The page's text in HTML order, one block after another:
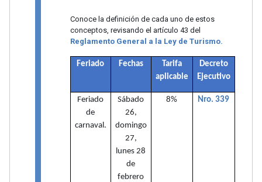
Conoce la definición de cada uno de estos
conceptos, revisando el artículo 43 del
Reglamento General a la Ley de Turismo.
Feriado Fechas
Tarifa
aplicable
Decreto
Ejecutivo
Feriado
de
carnaval.
Sábado
26,
domingo
27,
lunes 28
de
febrero
8% Nro. 339